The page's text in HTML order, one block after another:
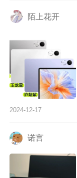
陌上花开
2024-12-17
诺言